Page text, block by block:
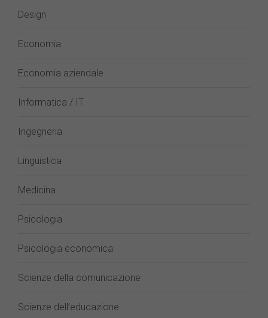
Design
Economia
Economia aziendale
Informatica / IT
Ingegneria
Linguistica
Medicina
Psicologia
Psicologia economica
Scienze della comunicazione
Scienze dell’educazione